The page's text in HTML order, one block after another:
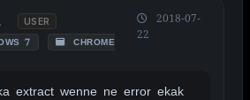
USER
7
CHROME
2018-07-
22
extract wenne ne error ekak